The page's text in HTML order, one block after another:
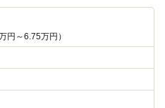
円～6.75万円）